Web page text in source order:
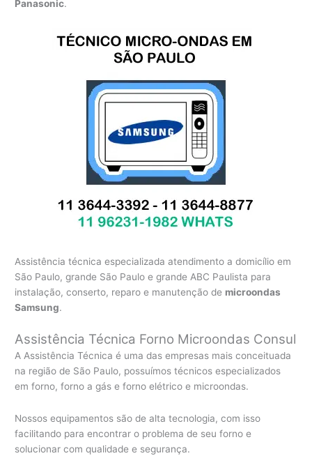
Panasonic.
Assistência técnica especializada atendimento a domicílio em
São Paulo, grande São Paulo e grande ABC Paulista para
instalação, conserto, reparo e manutenção de microondas
Samsung.
Assistência Técnica Forno Microondas Consul
A Assistência Técnica é uma das empresas mais conceituada
na região de São Paulo, possuímos técnicos especializados
em forno, forno a gás e forno elétrico e microondas.
Nossos equipamentos são de alta tecnologia, com isso
facilitando para encontrar o problema de seu forno e
solucionar com qualidade e segurança.